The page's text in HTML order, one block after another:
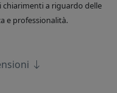
chiarimenti a riguardo delle
e professionalità.